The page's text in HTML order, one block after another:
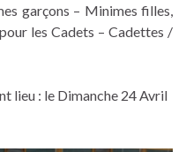
garçons – Minimes filles,
les Cadets – Cadettes /
lieu : le Dimanche 24 Avril